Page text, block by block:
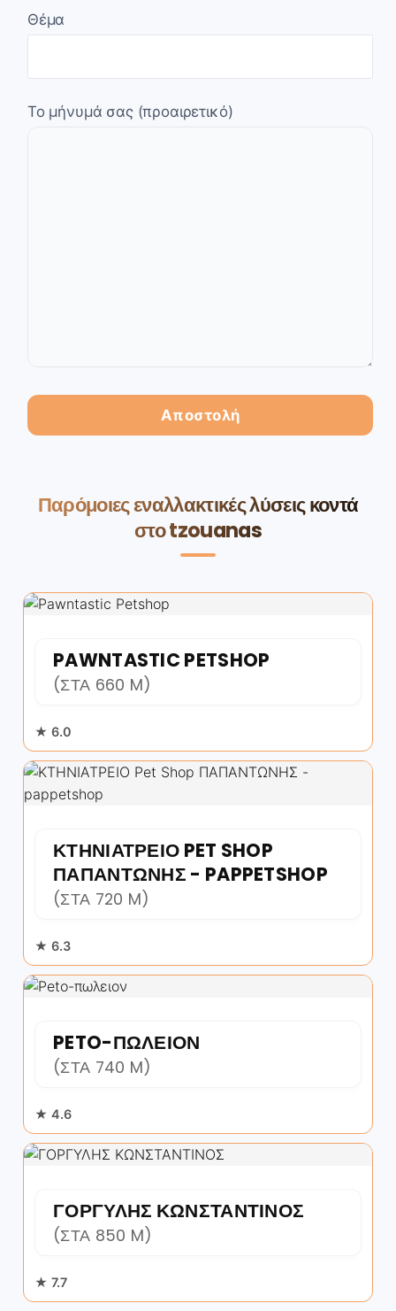
Θέμα
Το μήνυμά σας (προαιρετικό)
Παρόμοιες εναλλακτικές λύσεις κοντά
στο tzouanas
PAWNTASTIC PETSHOP
(ΣΤΑ 660 M)
★ 6.0
ΚΤΗΝΙΑΤΡΕΙΟ PET SHOP
ΠΑΠΑΝΤΩΝΗΣ - PAPPETSHOP
(ΣΤΑ 720 M)
★ 6.3
PETO-ΠΩΛΕΙΟΝ
(ΣΤΑ 740 M)
★ 4.6
ΓΟΡΓΥΛΗΣ ΚΩΝΣΤΑΝΤΙΝΟΣ
(ΣΤΑ 850 M)
★ 7.7